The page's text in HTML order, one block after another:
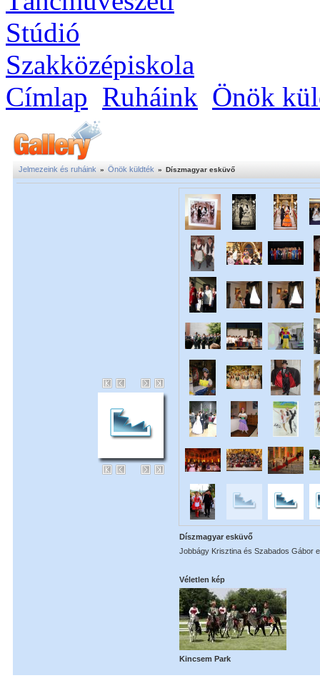
Címlap Ruháink Önök
Jelmezeink és ruháink » Önök küldték » Díszmagyar esküvő
Díszmagyar esküvő
Jobbágy Krisztina és Szabados Gábor
Véletlen kép
Kincsem Park